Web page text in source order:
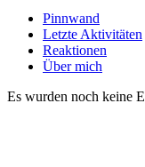
Pinnwand
Letzte Aktivitäten
Reaktionen
Über mich
Es wurden noch keine